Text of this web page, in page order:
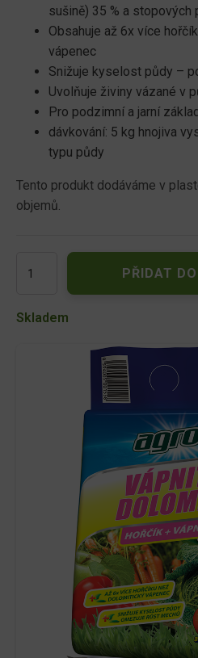
sušině) 35 % a stopových
Obsahuje až 6x více
vápenec
Snižuje kyselost půdy –
Uvolňuje živiny vázané v
Pro podzimní a jarní
dávkování: 5 kg hnojiva
typu půdy
Tento produkt dodáváme v
objemů.
Vápnitý
5
PŘIDAT
Skladem